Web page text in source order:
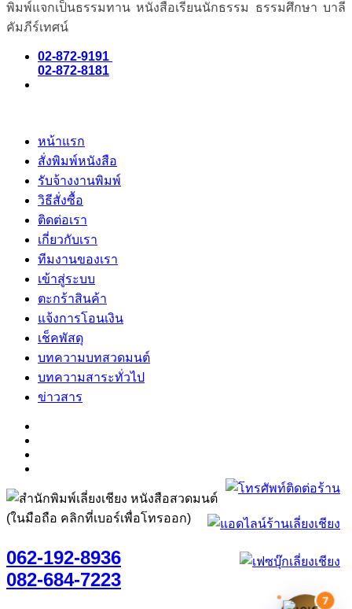
พิมพ์แจกเป็นธรรมทาน หนังสือเรียนนักธรรม ธรรมศึกษา บาลี
คัมภีร์เทศน์
02-872-9191
02-872-8181
หน้าแรก
สั่งพิมพ์หนังสือ
รับจ้างงานพิมพ์
วิธีสั่งซื้อ
ติดต่อเรา
เกี่ยวกับเรา
ทีมงานของเรา
เข้าสู่ระบบ
ตะกร้าสินค้า
แจ้งการโอนเงิน
เช็คพัสดุ
บทความบทสวดมนต์
บทความสาระทั่วไป
ข่าวสาร
(ในมือถือ คลิกที่เบอร์เพื่อโทรออก)
062-192-8936
082-684-7223
7